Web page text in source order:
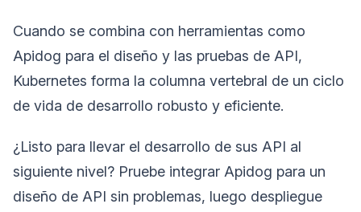
Cuando se combina con herramientas como
Apidog para el diseño y las pruebas de API,
Kubernetes forma la columna vertebral de un ciclo
de vida de desarrollo robusto y eficiente.
¿Listo para llevar el desarrollo de sus API al
siguiente nivel? Pruebe integrar Apidog para un
diseño de API sin problemas, luego despliegue